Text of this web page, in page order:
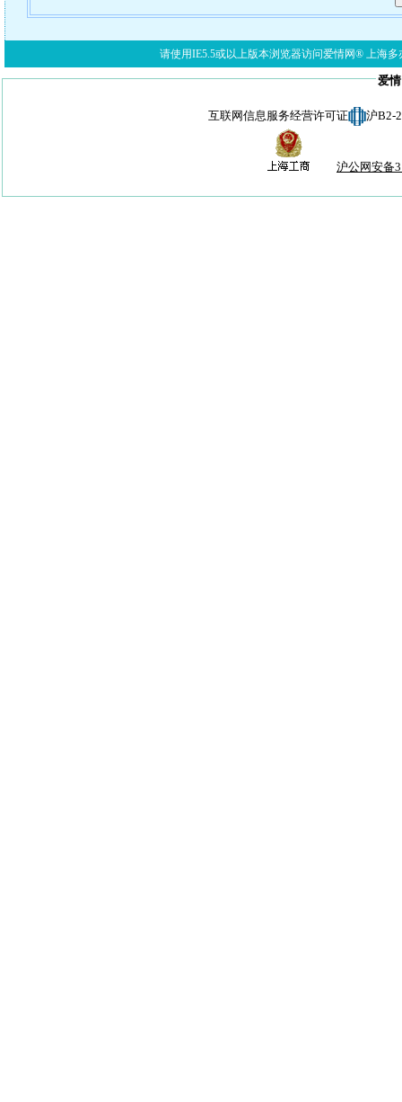
请使用IE5.5或以上版本浏览器访问爱情网® 上海多
爱
互联网信息服务经营许可证 沪B2-
沪公网安备